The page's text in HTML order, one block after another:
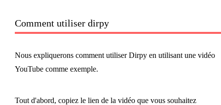
Comment utiliser dirpy
Nous expliquerons comment utiliser Dirpy en utilisant une vidéo
YouTube comme exemple.
Tout d'abord, copiez le lien de la vidéo que vous souhaitez